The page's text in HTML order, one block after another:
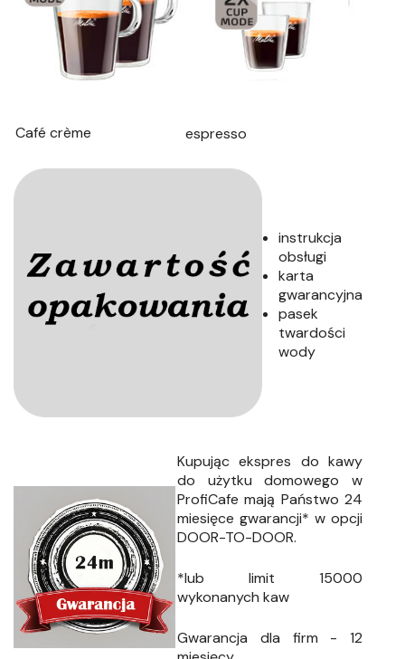
Café crème espresso
instrukcja
obsługi
karta
gwarancyjna
pasek
twardości
wody
Kupując ekspres do kawy
do użytku domowego w
ProfiCafe mają Państwo 24
miesięce gwarancji* w opcji
DOOR-TO-DOOR.
*lub limit 15000
wykonanych kaw
Gwarancja dla firm - 12